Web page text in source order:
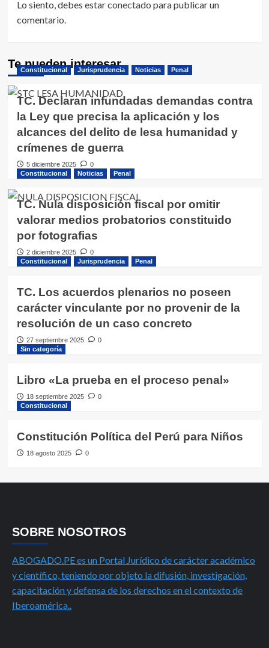
Lo siento, debes estarconectado para publicar un
comentario.
Te pueden interesar
Constitucional Jurisprudencia Noticias Penal
TC. Declaran infundadas demandas contra
la Ley que precisa la aplicación y los
alcances del delito de lesa humanidad y
crímenes de guerra
5 diciembre 2025
0
Constitucional
Noticias Penal
TC. Nula disposición fiscal por omitir
valorar medios probatorios constituido
por fotografias
2 diciembre 2025
0
Constitucional
Jurisprudencia Penal
TC. Los acuerdos plenarios no poseen
carácter vinculante por no provenir de la
resolución de un caso concreto
27 septiembre 2025
0
Sin categoría
Libro «La prueba en el proceso penal»
18 septiembre 2025
0
Constitucional
Constitución Política del Perú para Niños
18 agosto 2025 0
SOBRE NOSOTROS
ABOGADO.PE es un Portal Jurídico de carácter académico
y científico, teniendo por objeto la difusión, investigación,
capacitación y defensa de los derechos en el contexto de
Iberoamérica..